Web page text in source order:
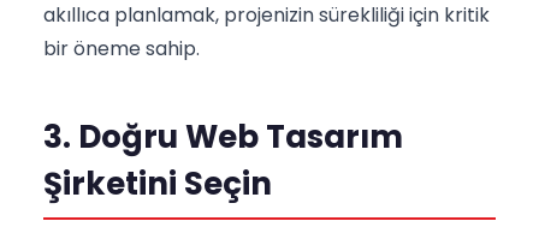
akıllıca planlamak, projenizin sürekliliği için kritik
bir öneme sahip.
3. Doğru Web Tasarım
Şirketini Seçin